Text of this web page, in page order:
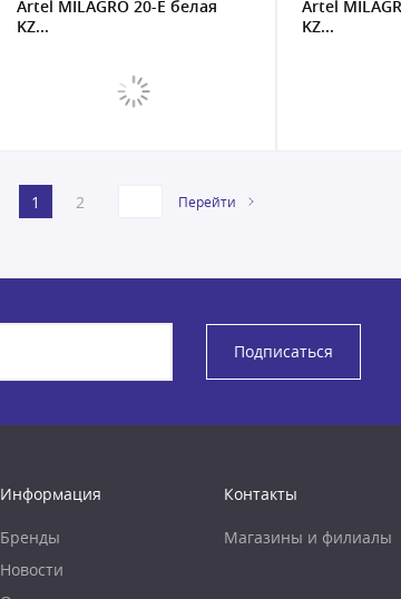
Artel MILAGRO 20-E белая
KZ...
Artel
KZ...
1 2 Перейти
Подписаться
Информация
Бренды
Новости
Контакты
Магазины и филиалы